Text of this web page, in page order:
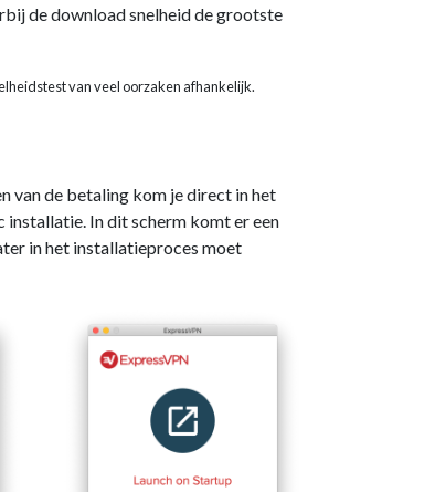
de download snelheid de grootste
van veel oorzaken afhankelijk.
van de betaling kom je direct in het
In dit scherm komt er een
in het installatieproces moet